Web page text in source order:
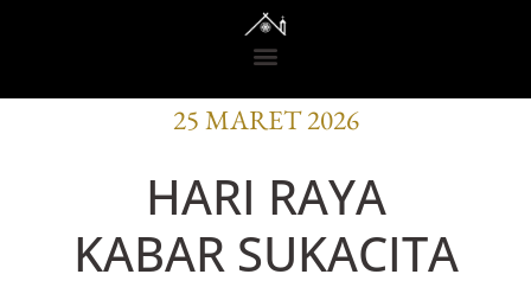
BACAAN OFISI
25 MARET 2026
HARI RAYA
KABAR SUKACITA